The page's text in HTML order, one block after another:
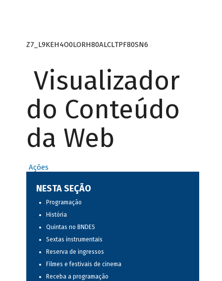
Z7_L9KEH4O0LORH80ALCLTPF80SN6
Visualizador
do Conteúdo
da Web
Ações
NESTA SEÇÃO
Programação
História
Quintas no BNDES
Sextas instrumentais
Reserva de ingressos
Filmes e festivais de cinema
Receba a programação